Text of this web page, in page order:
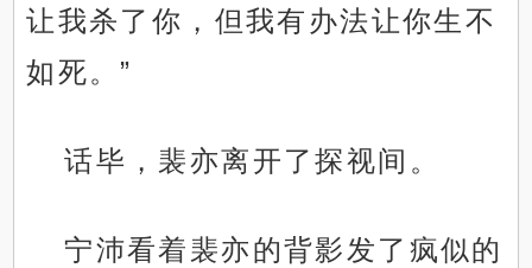
让我杀了你，但我有办法让你生不
如死。”
话毕，裴亦离开了探视间。
宁沛看着裴亦的背影发了疯似的